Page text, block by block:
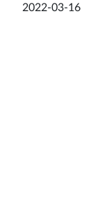
2022-03-16